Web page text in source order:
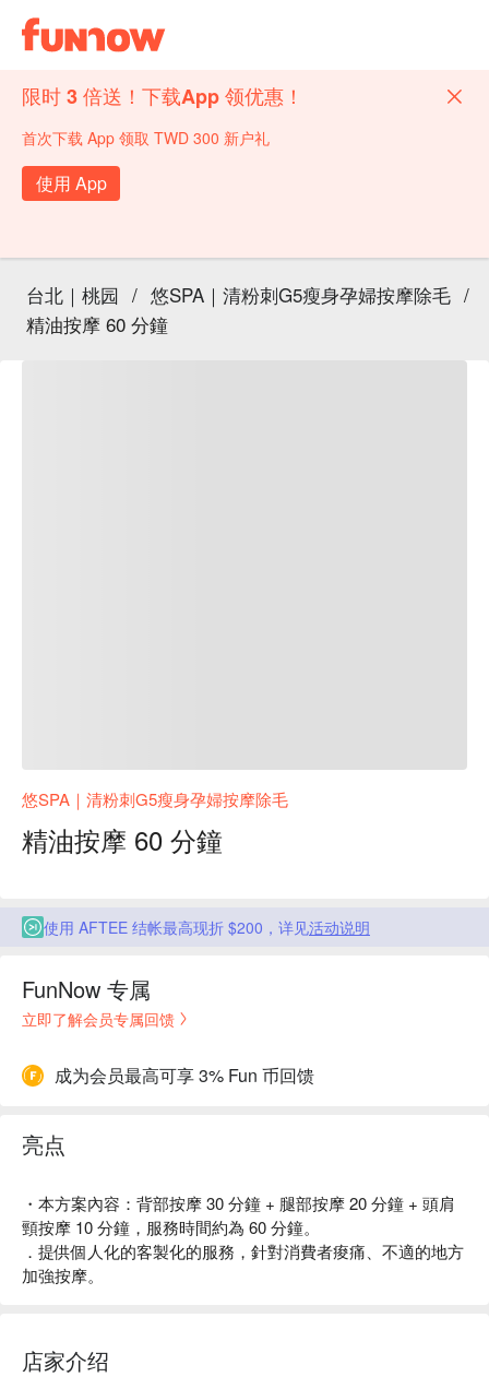
限时 3 倍送！下载App 领优惠！
首次下载 App 领取 TWD 300 新户礼
使用 App
台北｜桃园 / 悠SPA｜清粉刺G5瘦身孕婦按摩除毛 /
精油按摩 60 分鐘
悠SPA｜清粉刺G5瘦身孕婦按摩除毛
精油按摩 60 分鐘
使用 AFTEE 结帐最高现折 $200，详见活动说明
FunNow 专属
立即了解会员专属回馈
成为会员最高可享 3% Fun 币回馈
亮点
・本方案內容：背部按摩 30 分鐘 + 腿部按摩 20 分鐘 + 頭肩
頸按摩 10 分鐘，服務時間約為 60 分鐘。
．提供個人化的客製化的服務，針對消費者痠痛、不適的地方
加強按摩。
店家介绍